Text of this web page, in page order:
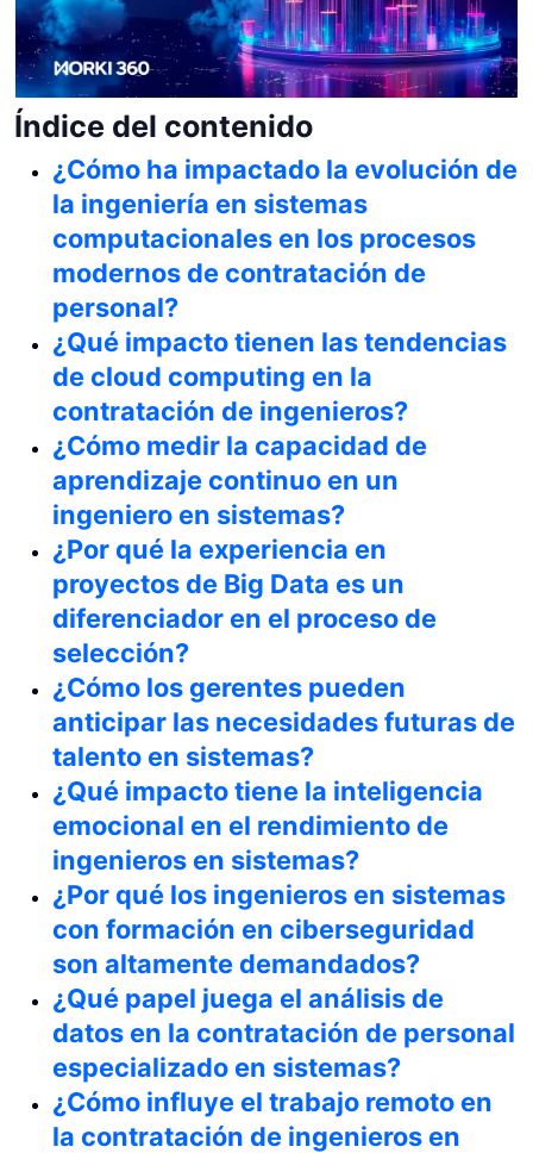
Índice del contenido
¿Cómo ha impactado la evolución de
la ingeniería en sistemas
computacionales en los procesos
modernos de contratación de
personal?
¿Qué impacto tienen las tendencias
de cloud computing en la
contratación de ingenieros?
¿Cómo medir la capacidad de
aprendizaje continuo en un
ingeniero en sistemas?
¿Por qué la experiencia en
proyectos de Big Data es un
diferenciador en el proceso de
selección?
¿Cómo los gerentes pueden
anticipar las necesidades futuras de
talento en sistemas?
¿Qué impacto tiene la inteligencia
emocional en el rendimiento de
ingenieros en sistemas?
¿Por qué los ingenieros en sistemas
con formación en ciberseguridad
son altamente demandados?
¿Qué papel juega el análisis de
datos en la contratación de personal
especializado en sistemas?
¿Cómo influye el trabajo remoto en
la contratación de ingenieros en